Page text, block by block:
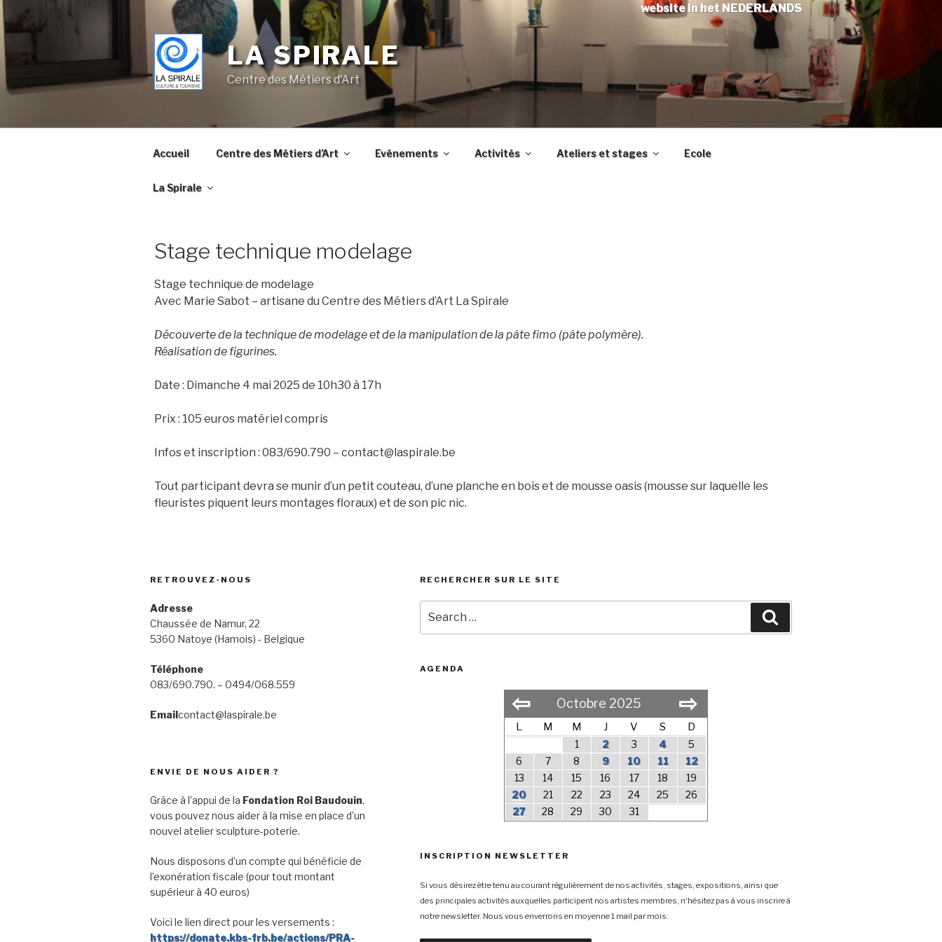
website in het NEDERLANDS
Skip
to
content
LA SPIRALE
Centre des Métiers d'Art
Accueil Centre des Métiers d’Art Evénements Activités Ateliers et stages Ecole
La Spirale
Stage technique modelage
Stage technique de modelage
Avec Marie Sabot – artisane du Centre des Métiers d’Art La Spirale
Découverte de la technique de modelage et de la manipulation de la pâte fimo (pâte polymère).
Réalisation de figurines.
Date : Dimanche 4 mai 2025 de 10h30 à 17h
Prix : 105 euros matériel compris
Infos et inscription : 083/690.790 – contact@laspirale.be
Tout participant devra se munir d’un petit couteau, d’une planche en bois et de mousse oasis (mousse sur laquelle les
fleuristes piquent leurs montages floraux) et de son pic nic.
RETROUVEZ-NOUS
Adresse
Chaussée de Namur, 22
5360 Natoye (Hamois) - Belgique
Téléphone
083/690.790. – 0494/068.559
Emailcontact@laspirale.be
ENVIE DE NOUS AIDER ?
Grâce à l’appui de la Fondation Roi Baudouin,
vous pouvez nous aider à la mise en place d’un
nouvel atelier sculpture-poterie.
Nous disposons d’un compte qui bénéficie de
l’exonération fiscale (pour tout montant
supérieur à 40 euros)
Voici le lien direct pour les versements :
https://donate.kbs-frb.be/actions/PRA-
RECHERCHER SUR LE SITE
for:
AGENDA
⇦ Octobre 2025 ⇨
L M M J V S D
1 2 3 4
5
6
7 8 9 10 11
12
13
14 15 16 17 18
19
20
21 22 23 24 25
26
27
28 29 30 31
INSCRIPTION NEWSLETTER
Si vous désirez être tenu au courant régulièrement de nos activités, stages, expositions, ainsi que
des principales activités auxquelles participent nos artistes membres, n'hésitez pas à vous inscrire à
notre newsletter. Nous vous enverrons en moyenne 1 mail par mois.